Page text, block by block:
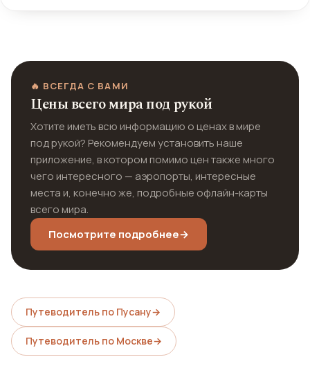
🔥 ВСЕГДА С ВАМИ
Цены всего мира под рукой
Хотите иметь всю информацию о ценах в мире
под рукой? Рекомендуем установить наше
приложение, в котором помимо цен также много
чего интересного — аэропорты, интересные
места и, конечно же, подробные офлайн-карты
всего мира.
Посмотрите подробнее→
Путеводитель по Пусану→
Путеводитель по Москве→